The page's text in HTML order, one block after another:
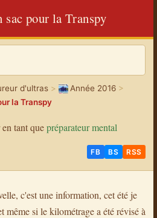
sac pour la Transpy
d'ultras> Année 2016 >
la Transpy
tant quepréparateur mental
FB BS RSS
c'est une information, cet été je
même si le kilométrage a été révisé à